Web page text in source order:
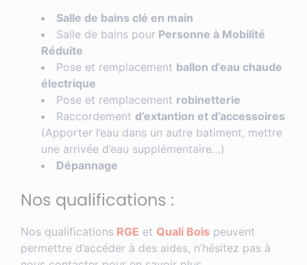
Salle de bains clé en main
Salle de bains pour Personne à Mobilité
Réduite
Pose et remplacement ballon d’eau chaude
électrique
Pose et remplacement robinetterie
Raccordement d’extantion et d’accessoires
(Apporter l’eau dans un autre batiment, mettre
une arrivée d’eau supplémentaire…)
Dépannage
Nos qualifications :
Nos qualifications RGE et Quali Bois peuvent
permettre d’accéder à des aides, n’hésitez pas à